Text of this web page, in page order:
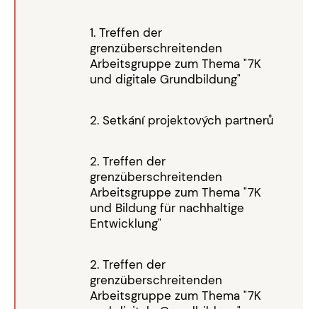
1. Treffen der
grenzüberschreitenden
Arbeitsgruppe zum Thema "7K
und digitale Grundbildung"
2. Setkání projektových partnerů
2. Treffen der
grenzüberschreitenden
Arbeitsgruppe zum Thema "7K
und Bildung für nachhaltige
Entwicklung"
2. Treffen der
grenzüberschreitenden
Arbeitsgruppe zum Thema "7K